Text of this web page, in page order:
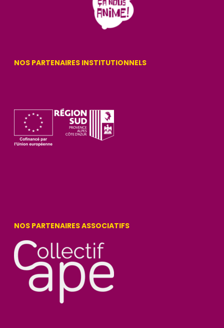
NOS PARTENAIRES INSTITUTIONNELS
NOS PARTENAIRES ASSOCIATIFS